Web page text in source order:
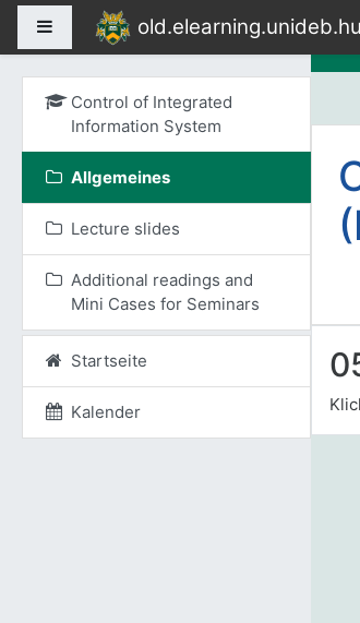
Website-Übersichtold.elearning.unideb.hu
Control of Integrated
Information System
Allgemeines
Lecture slides
Additional readings and
Mini Cases for Seminars
Startseite
Kalender